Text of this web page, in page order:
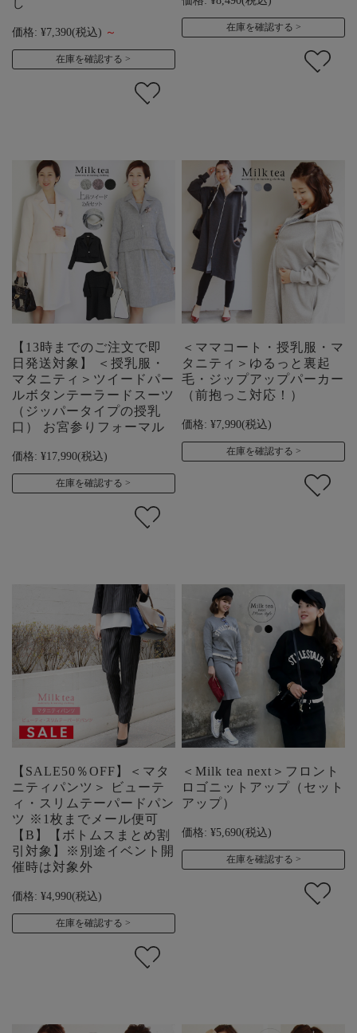
し
価格: ¥7,390(税込) ～
在庫を確認する
在庫を確認する
【13時までのご注文で即
日発送対象】 ＜授乳服・
マタニティ＞ツイードパー
ルボタンテーラードスーツ
（ジッパータイプの授乳
口） お宮参りフォーマル
価格: ¥17,990(税込)
在庫を確認する
＜ママコート・授乳服・マ
タニティ＞ゆるっと裏起
毛・ジップアップパーカー
（前抱っこ対応！）
価格: ¥7,990(税込)
在庫を確認する
【SALE50％OFF】＜マタ
ニティパンツ＞ ビューテ
ィ・スリムテーパードパン
ツ ※1枚までメール便可
【B】【ボトムスまとめ割
引対象】※別途イベント開
催時は対象外
価格: ¥4,990(税込)
在庫を確認する
＜Milk tea next＞フロント
ロゴニットアップ（セット
アップ）
価格: ¥5,690(税込)
在庫を確認する